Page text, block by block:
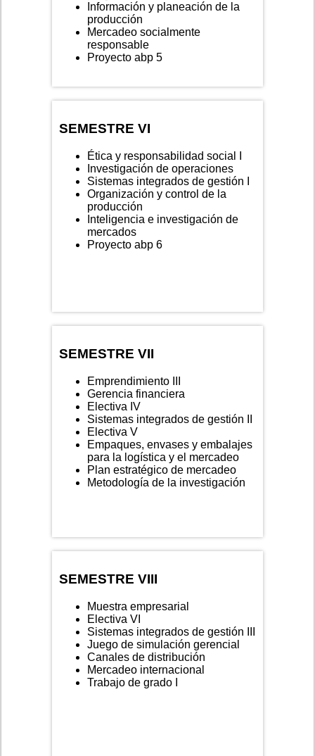
Información y planeación de la
producción
Mercadeo socialmente
responsable
Proyecto abp 5
SEMESTRE VI
Ética y responsabilidad social I
Investigación de operaciones
Sistemas integrados de gestión I
Organización y control de la
producción
Inteligencia e investigación de
mercados
Proyecto abp 6
SEMESTRE VII
Emprendimiento III
Gerencia financiera
Electiva IV
Sistemas integrados de gestión II
Electiva V
Empaques, envases y embalajes
para la logística y el mercadeo
Plan estratégico de mercadeo
Metodología de la investigación
SEMESTRE VIII
Muestra empresarial
Electiva VI
Sistemas integrados de gestión III
Juego de simulación gerencial
Canales de distribución
Mercadeo internacional
Trabajo de grado I